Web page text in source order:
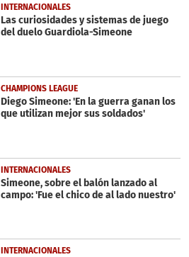
INTERNACIONALES
Las curiosidades y sistemas de juego
del duelo Guardiola-Simeone
CHAMPIONS LEAGUE
Diego Simeone: 'En la guerra ganan los
que utilizan mejor sus soldados'
INTERNACIONALES
Simeone, sobre el balón lanzado al
campo: 'Fue el chico de al lado nuestro'
INTERNACIONALES